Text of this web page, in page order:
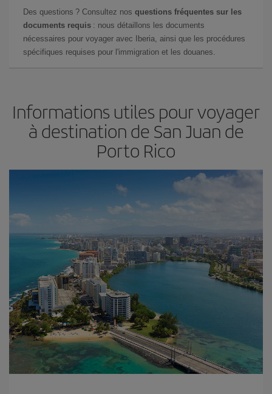
Des questions ? Consultez nos questions fréquentes sur les
documents requis : nous détaillons les documents
nécessaires pour voyager avec Iberia, ainsi que les procédures
spécifiques requises pour l'immigration et les douanes.
Informations utiles pour voyager
à destination de San Juan de
Porto Rico